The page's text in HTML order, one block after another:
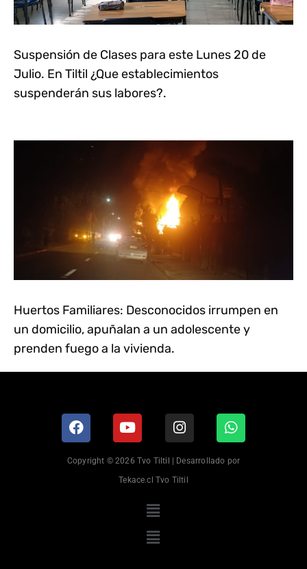
Suspensión de Clases para este Lunes 20 de
Julio. En Tiltil ¿Que establecimientos
suspenderán sus labores?.
Huertos Familiares: Desconocidos irrumpen en
un domicilio, apuñalan a un adolescente y
prenden fuego a la vivienda.
Copyright © 2026 Tvo Tiltil | Desarrollado por
Tekace.cl Tvo Tiltil